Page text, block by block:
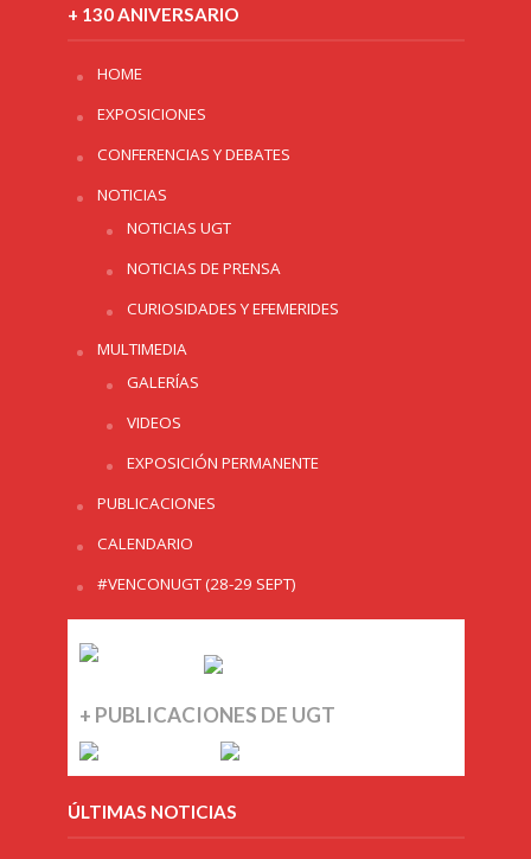
+ 130 ANIVERSARIO
HOME
EXPOSICIONES
CONFERENCIAS Y DEBATES
NOTICIAS
NOTICIAS UGT
NOTICIAS DE PRENSA
CURIOSIDADES Y EFEMERIDES
MULTIMEDIA
GALERÍAS
VIDEOS
EXPOSICIÓN PERMANENTE
PUBLICACIONES
CALENDARIO
#VENCONUGT (28-29 SEPT)
+ PUBLICACIONES DE UGT
ÚLTIMAS NOTICIAS